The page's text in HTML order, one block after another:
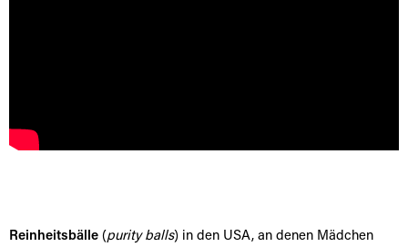
Reinheitsbälle (purity balls) in den USA, an denen Mädchen